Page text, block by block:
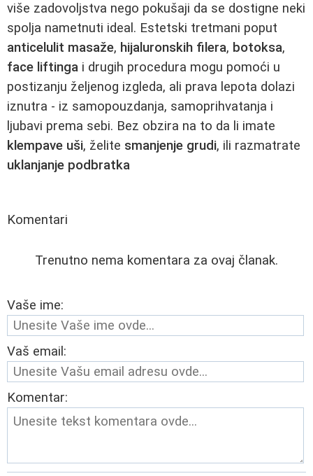
više zadovoljstva nego pokušaji da se dostigne neki
spolja nametnuti ideal. Estetski tretmani poput
anticelulit masaže, hijaluronskih filera, botoksa,
face liftinga i drugih procedura mogu pomoći u
postizanju željenog izgleda, ali prava lepota dolazi
iznutra - iz samopouzdanja, samoprihvatanja i
ljubavi prema sebi. Bez obzira na to da li imate
klempave uši, želite smanjenje grudi, ili razmatrate
uklanjanje podbratka
Komentari
Trenutno nema komentara za ovaj članak.
Vaše ime:
Vaš email:
Komentar: